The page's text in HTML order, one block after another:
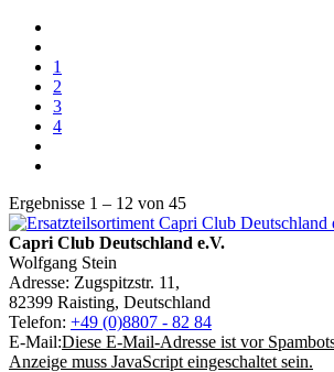
1
2
3
4
Ergebnisse 1 – 12 von 45
Capri Club Deutschland e.V.
Wolfgang Stein
Adresse: Zugspitzstr. 11,
82399 Raisting, Deutschland
Telefon: +49 (0)8807 - 82 84
E-Mail:Diese E-Mail-Adresse ist vor
Anzeige muss JavaScript eingeschaltet sein.